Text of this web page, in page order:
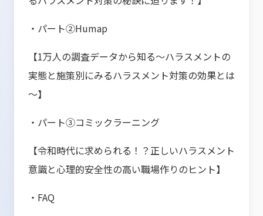
・パート②Humap
【1万人の調査データから知る～ハラスメントの
実態と施策別にみるハラスメント対策の効果とは
～】
・パート③コミックラーニング
【令和時代に求められる！？正しいハラスメント
意識と心理的安全性の高い職場作りのヒント】
・FAQ